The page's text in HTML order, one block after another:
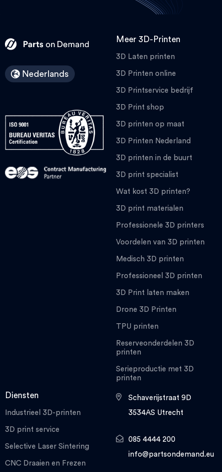
Nederlands
Meer 3D-Printen
3D Laten printen
3D Printen online
3D Printservice bedrijf
3D Print shop
3D printen op maat
3D Printen Nederland
3D printen in de buurt
3D print specialist
Wat kost 3D printen?
3D print materialen
Professionele 3D printers
Voordelen van 3D printen
Medisch 3D printen
Professioneel 3D printen
3D Print laten maken
Drone 3D Printen
TPU printen
Reserveonderdelen 3D
printen
Serieproductie met 3D
printen
Diensten
Industrieel 3D-printen
3D print service
Selective Laser Sintering
CNC Draaien en Frezen
Schaverijstraat 9D
3534AS Utrecht
085 4444 200
info@partsondemand.eu